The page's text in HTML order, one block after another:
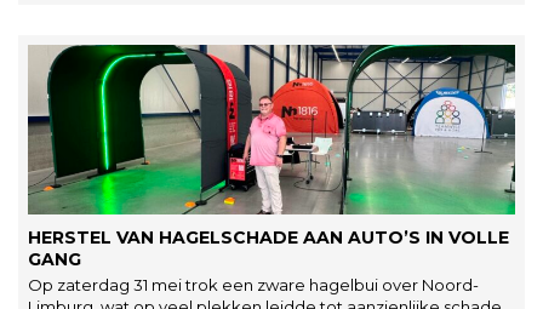
HERSTEL VAN HAGELSCHADE AAN AUTO’S IN VOLLE
GANG
Op zaterdag 31 mei trok een zware hagelbui over Noord-